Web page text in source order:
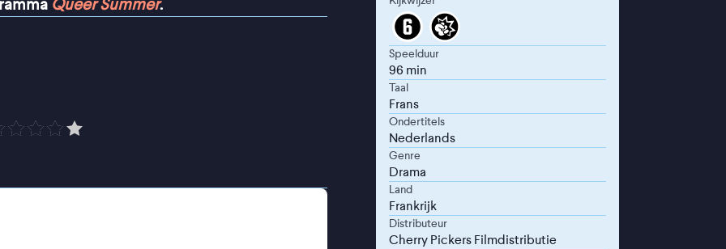
Queer Summer.
eerste kind. Alleen is zij zelf niet zwanger;
Speelduur
96 min
Taal
Frans
Ondertitels
Nederlands
Genre
Drama
Land
Frankrijk
Distributeur
Cherry Pickers Filmdistributie